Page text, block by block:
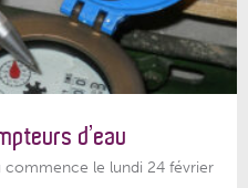
d’eau
commence le lundi 24 février